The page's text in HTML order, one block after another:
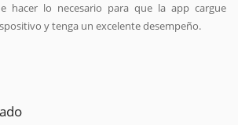
hacer lo necesario para que la app cargue
y tenga un excelente desempeño.